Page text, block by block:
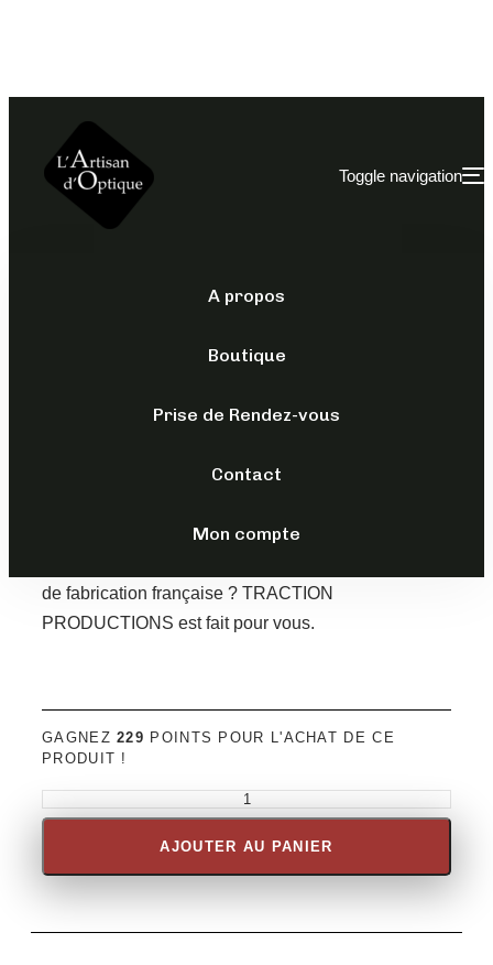
Toggle navigation
A propos
Boutique
Prise de Rendez-vous
Contact
Mon compte
PRODUCTIONS
ALBIZIA
229,00
de fabrication française ? TRACTION
PRODUCTIONS est fait pour vous.
GAGNEZ229 POINTS POUR L'ACHAT DE CE
PRODUIT !
AJOUTER AU PANIER